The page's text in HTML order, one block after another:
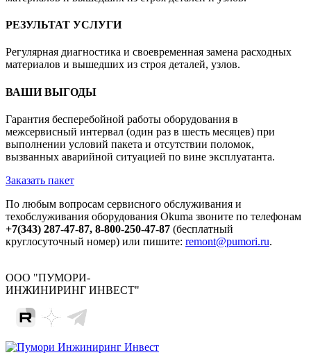
РЕЗУЛЬТАТ УСЛУГИ
Регулярная диагностика и своевременная замена расходных
материалов и вышедших из строя деталей, узлов.
ВАШИ ВЫГОДЫ
Гарантия бесперебойной работы оборудования в
межсервисный интервал (один раз в шесть месяцев) при
выполнении условий пакета и отсутствии поломок,
вызванных аварийной ситуацией по вине эксплуатанта.
Заказать пакет
По любым вопросам сервисного обслуживания и
техобслуживания оборудования Okuma звоните по телефонам
+7(343) 287-47-87, 8-800-250-47-87 (бесплатный
круглосуточный номер) или пишите: remont@pumori.ru.
ООО "ПУМОРИ-
ИНЖИНИРИНГ ИНВЕСТ"